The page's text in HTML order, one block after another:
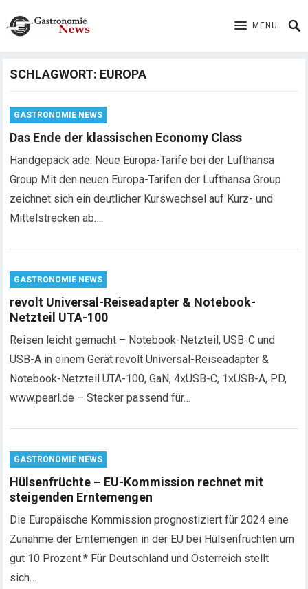
MENU
SCHLAGWORT: EUROPA
GASTRONOMIE NEWS
Das Ende der klassischen Economy Class
Handgepäck ade: Neue Europa-Tarife bei der Lufthansa
Group Mit den neuen Europa-Tarifen der Lufthansa Group
zeichnet sich ein deutlicher Kurswechsel auf Kurz- und
Mittelstrecken ab….
GASTRONOMIE NEWS
revolt Universal-Reiseadapter & Notebook-
Netzteil UTA-100
Reisen leicht gemacht – Notebook-Netzteil, USB-C und
USB-A in einem Gerät revolt Universal-Reiseadapter &
Notebook-Netzteil UTA-100, GaN, 4xUSB-C, 1xUSB-A, PD,
www.pearl.de – Stecker passend für…
GASTRONOMIE NEWS
Hülsenfrüchte – EU-Kommission rechnet mit
steigenden Erntemengen
Die Europäische Kommission prognostiziert für 2024 eine
Zunahme der Erntemengen in der EU bei Hülsenfrüchten um
gut 10 Prozent.* Für Deutschland und Österreich stellt
sich…